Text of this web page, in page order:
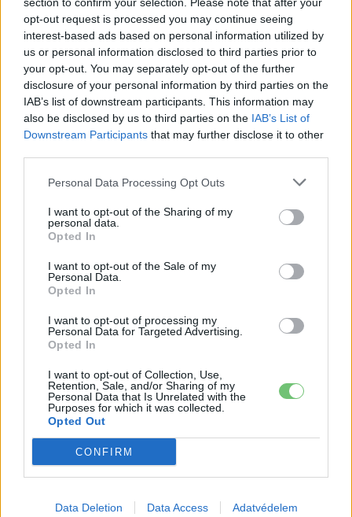
opt-out request is processed you may continue seeing
interest-based ads based on personal information utilized by
us or personal information disclosed to third parties prior to
your opt-out. You may separately opt-out of the further
disclosure of your personal information by third parties on the
IAB’s list of downstream participants. This information may
also be disclosed by us to third parties on the IAB’s List of
Downstream Participants that may further disclose it to other
Personal Data Processing Opt Outs
I want to opt-out of the Sharing of my
personal data.
Opted In
I want to opt-out of the Sale of my
Personal Data.
Opted In
I want to opt-out of processing my
Personal Data for Targeted Advertising.
Opted In
I want to opt-out of Collection, Use,
Retention, Sale, and/or Sharing of my
Personal Data that Is Unrelated with the
Purposes for which it was collected.
Opted Out
CONFIRM
Data Deletion Data Access Adatvédelem
e-cars.hu
Elektromosan közlekedsz, vagy a váltáson töprengsz?
foglalkoztatnak a legújabb fejlesztések az elektromosság és a
fenntarthatóság területén? Akkor jó helyen jársz!
KAPCSOLÓDÓ CIKKEK
München csak most érte utol
Debrecent: elindult a BMW i3
Elektromos
8500-an rendeltek vakon egy autót,
amit nem láttak — megkezdődött a
Elektromos
átrendeződött a márkák sorrendje